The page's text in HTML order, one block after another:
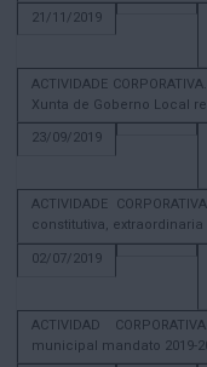
21/11/2019
ACTIVIDADE
Xunta de Goberno Local
23/09/2019
ACTIVIDADE
constitutiva,
02/07/2019
ACTIVIDAD
municipal mandato 2019-